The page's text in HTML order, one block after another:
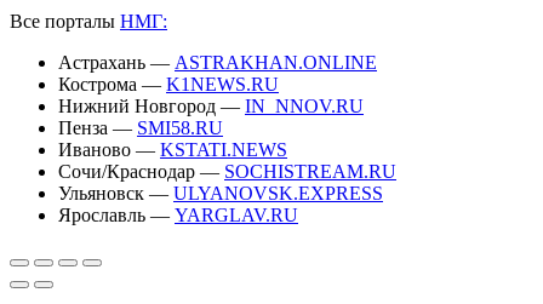
Все порталы НМГ:
Астрахань — ASTRAKHAN.ONLINE
Кострома — K1NEWS.RU
Нижний Новгород — IN_NNOV.RU
Пенза — SMI58.RU
Иваново — KSTATI.NEWS
Сочи/Краснодар — SOCHISTREAM.RU
Ульяновск — ULYANOVSK.EXPRESS
Ярославль — YARGLAV.RU